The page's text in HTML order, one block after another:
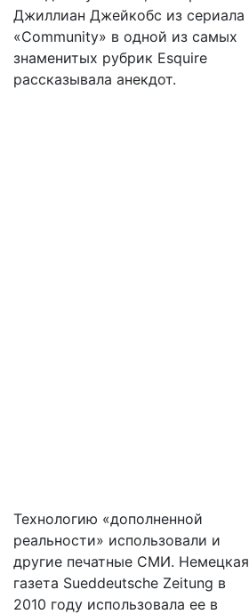
Джиллиан Джейкобс из сериала
«Community» в одной из самых
знаменитых рубрик Esquire
рассказывала анекдот.
Технологию «дополненной
реальности» использовали и
другие печатные СМИ. Немецкая
газета Sueddeutsche Zeitung в
2010 году использовала ее в